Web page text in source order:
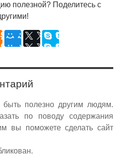
полезной? Поделитесь с
полезно другим людям.
по поводу содержания
вы поможете сделать сайт